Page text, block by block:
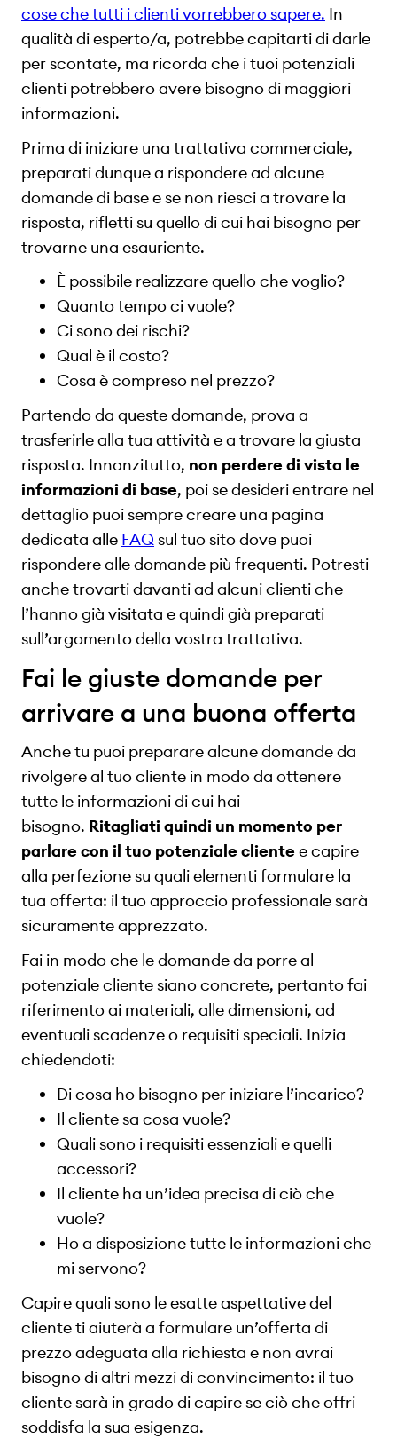
cose che tutti i clienti vorrebbero sapere. In
qualità di esperto/a, potrebbe capitarti di darle
per scontate, ma ricorda che i tuoi potenziali
clienti potrebbero avere bisogno di maggiori
informazioni.
Prima di iniziare una trattativa commerciale,
preparati dunque a rispondere ad alcune
domande di base e se non riesci a trovare la
risposta, rifletti su quello di cui hai bisogno per
trovarne una esauriente.
È possibile realizzare quello che voglio?
Quanto tempo ci vuole?
Ci sono dei rischi?
Qual è il costo?
Cosa è compreso nel prezzo?
Partendo da queste domande, prova a
trasferirle alla tua attività e a trovare la giusta
risposta. Innanzitutto, non perdere di vista le
informazioni di base, poi se desideri entrare nel
dettaglio puoi sempre creare una pagina
dedicata alle FAQsul tuo sito dove puoi
rispondere alle domande più frequenti. Potresti
anche trovarti davanti ad alcuni clienti che
l’hanno già visitata e quindi già preparati
sull’argomento della vostra trattativa.
Fai le giuste domande per
arrivare a una buona offerta
Anche tu puoi preparare alcune domande da
rivolgere al tuo cliente in modo da ottenere
tutte le informazioni di cui hai
bisogno. Ritagliati quindi un momento per
parlare con il tuo potenziale clientee capire
alla perfezione su quali elementi formulare la
tua offerta: il tuo approccio professionale sarà
sicuramente apprezzato.
Fai in modo che le domande da porre al
potenziale cliente siano concrete, pertanto fai
riferimento ai materiali, alle dimensioni, ad
eventuali scadenze o requisiti speciali. Inizia
chiedendoti:
Di cosa ho bisogno per iniziare l’incarico?
Il cliente sa cosa vuole?
Quali sono i requisiti essenziali e quelli
accessori?
Il cliente ha un’idea precisa di ciò che
vuole?
Ho a disposizione tutte le informazioni che
mi servono?
Capire quali sono le esatte aspettative del
cliente ti aiuterà a formulare un’offerta di
prezzo adeguata alla richiesta e non avrai
bisogno di altri mezzi di convincimento: il tuo
cliente sarà in grado di capire se ciò che offri
soddisfa la sua esigenza.